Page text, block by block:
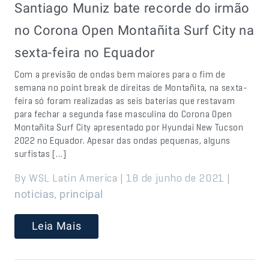
Santiago Muniz bate recorde do irmão
no Corona Open Montañita Surf City na
sexta-feira no Equador
Com a previsão de ondas bem maiores para o fim de
semana no point break de direitas de Montañita, na sexta-
feira só foram realizadas as seis baterias que restavam
para fechar a segunda fase masculina do Corona Open
Montañita Surf City apresentado por Hyundai New Tucson
2022 no Equador. Apesar das ondas pequenas, alguns
surfistas […]
By WSL Latin America | 18 de junho de 2021 |
noticias, principal
Leia Mais